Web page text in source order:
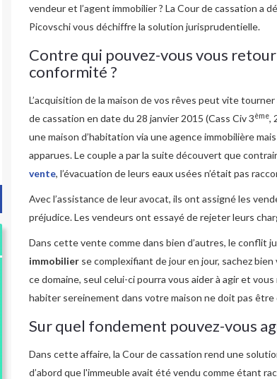
vendeur et l’agent immobilier ? La Cour de cassation a
Picovschi vous déchiffre la solution jurisprudentielle.
Contre qui pouvez-vous vous
conformité ?
L’acquisition de la maison de vos rêves peut vite
de cassation en date du 28 janvier 2015 (Cass Civ 3ème,
une maison d’habitation via une agence immobilière
apparues. Le couple a par la suite découvert que
vente, l’évacuation de leurs eaux usées n’était pas
Avec l’assistance de leur avocat, ils ont assigné les
préjudice. Les vendeurs ont essayé de rejeter leurs
Dans cette vente comme dans bien d’autres, le conflit
immobilier se complexifiant de jour en jour, sachez
ce domaine, seul celui-ci pourra vous aider à agir et
habiter sereinement dans votre maison ne doit pas être
Sur quel fondement pouvez-vous
Dans cette affaire, la Cour de cassation rend une
d’abord que l'immeuble avait été vendu comme étant